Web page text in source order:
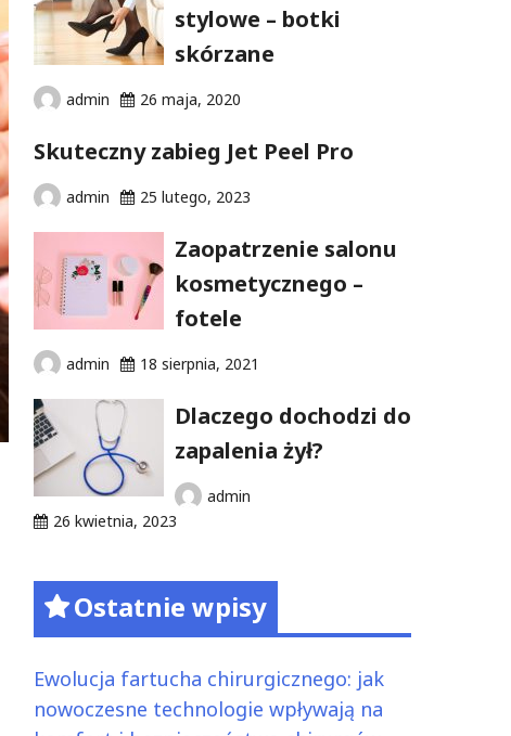
stylowe – botki
skórzane
admin 26 maja, 2020
Skuteczny zabieg Jet Peel Pro
admin 25 lutego, 2023
Zaopatrzenie salonu
kosmetycznego –
fotele
admin 18 sierpnia, 2021
Dlaczego dochodzi do
zapalenia żył?
admin
26 kwietnia, 2023
Ostatnie wpisy
Ewolucja fartucha chirurgicznego: jak
nowoczesne technologie wpływają na